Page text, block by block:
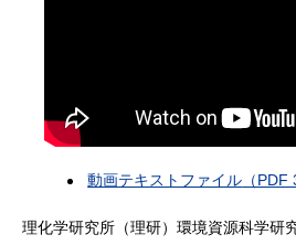
動画テキストファイル （PDF
理化学研究所（理研）環境資源科学研